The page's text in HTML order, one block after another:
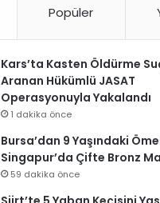
Popüler
Kars’ta Kasten Öldürme
Aranan Hükümlü JASAT
Operasyonuyla Yakalandı
1 dakika önce
Bursa’dan 9 Yaşındaki
Singapur’da Çifte Bronz
59 dakika önce